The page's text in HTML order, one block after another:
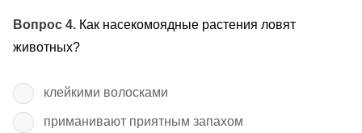
Вопрос 4. Как насекомоядные растения ловят
животных?
клейкими волосками
приманивают приятным запахом